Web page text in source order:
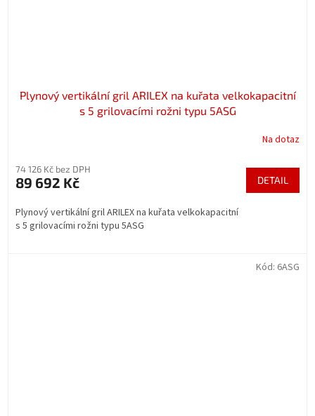
Plynový vertikální gril ARILEX na kuřata velkokapacitní
s 5 grilovacími rožni typu 5ASG
Na dotaz
74 126 Kč bez DPH
89 692 Kč DETAIL
Plynový vertikální gril ARILEX na kuřata velkokapacitní
s 5 grilovacími rožni typu 5ASG
Kód: 6ASG